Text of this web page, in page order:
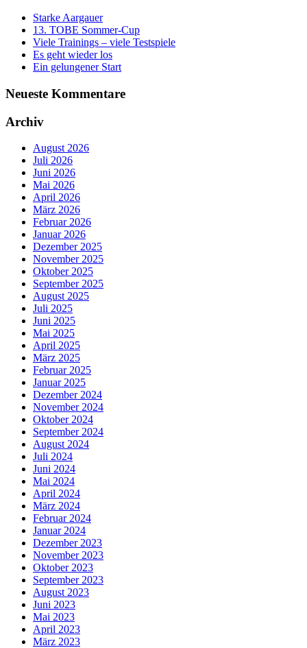
Starke Aargauer
13. TOBE Sommer-Cup
Viele Trainings – viele Testspiele
Es geht wieder los
Ein gelungener Start
Neueste Kommentare
Archiv
August 2026
Juli 2026
Juni 2026
Mai 2026
April 2026
März 2026
Februar 2026
Januar 2026
Dezember 2025
November 2025
Oktober 2025
September 2025
August 2025
Juli 2025
Juni 2025
Mai 2025
April 2025
März 2025
Februar 2025
Januar 2025
Dezember 2024
November 2024
Oktober 2024
September 2024
August 2024
Juli 2024
Juni 2024
Mai 2024
April 2024
März 2024
Februar 2024
Januar 2024
Dezember 2023
November 2023
Oktober 2023
September 2023
August 2023
Juni 2023
Mai 2023
April 2023
März 2023